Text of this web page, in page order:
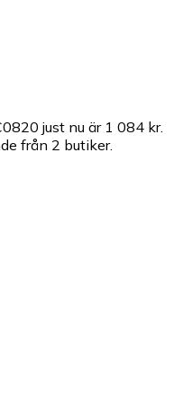
just nu är 1 084 kr.
från 2 butiker.